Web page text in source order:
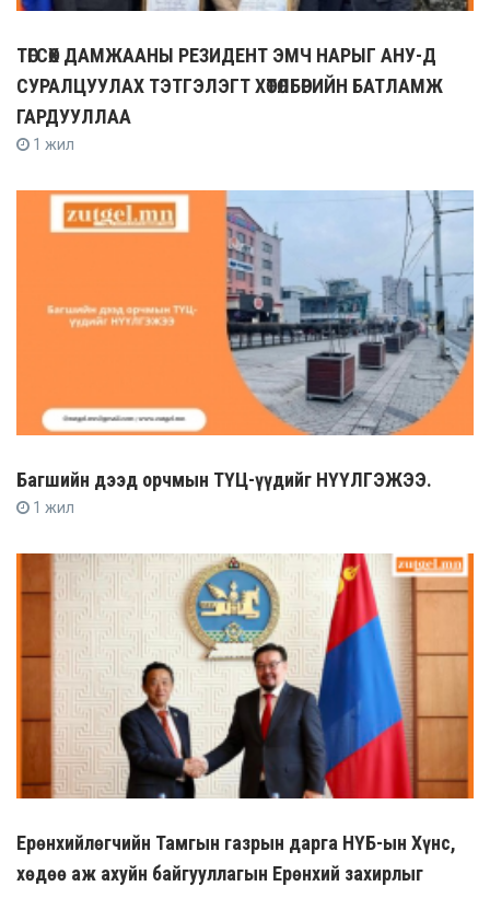
ТӨГСӨХ ДАМЖААНЫ РЕЗИДЕНТ ЭМЧ НАРЫГ АНУ-Д
СУРАЛЦУУЛАХ ТЭТГЭЛЭГТ ХӨТӨЛБӨРИЙН БАТЛАМЖ
ГАРДУУЛЛАА
1 жил
Багшийн дээд орчмын ТҮЦ-үүдийг НҮҮЛГЭЖЭЭ.
1 жил
Ерөнхийлөгчийн Тамгын газрын дарга НҮБ-ын Хүнс,
хөдөө аж ахуйн байгууллагын Ерөнхий захирлыг